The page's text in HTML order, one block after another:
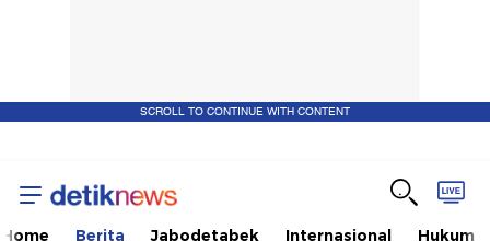
SCROLL TO CONTINUE WITH CONTENT
Home Berita Jabodetabek Internasional Hukum